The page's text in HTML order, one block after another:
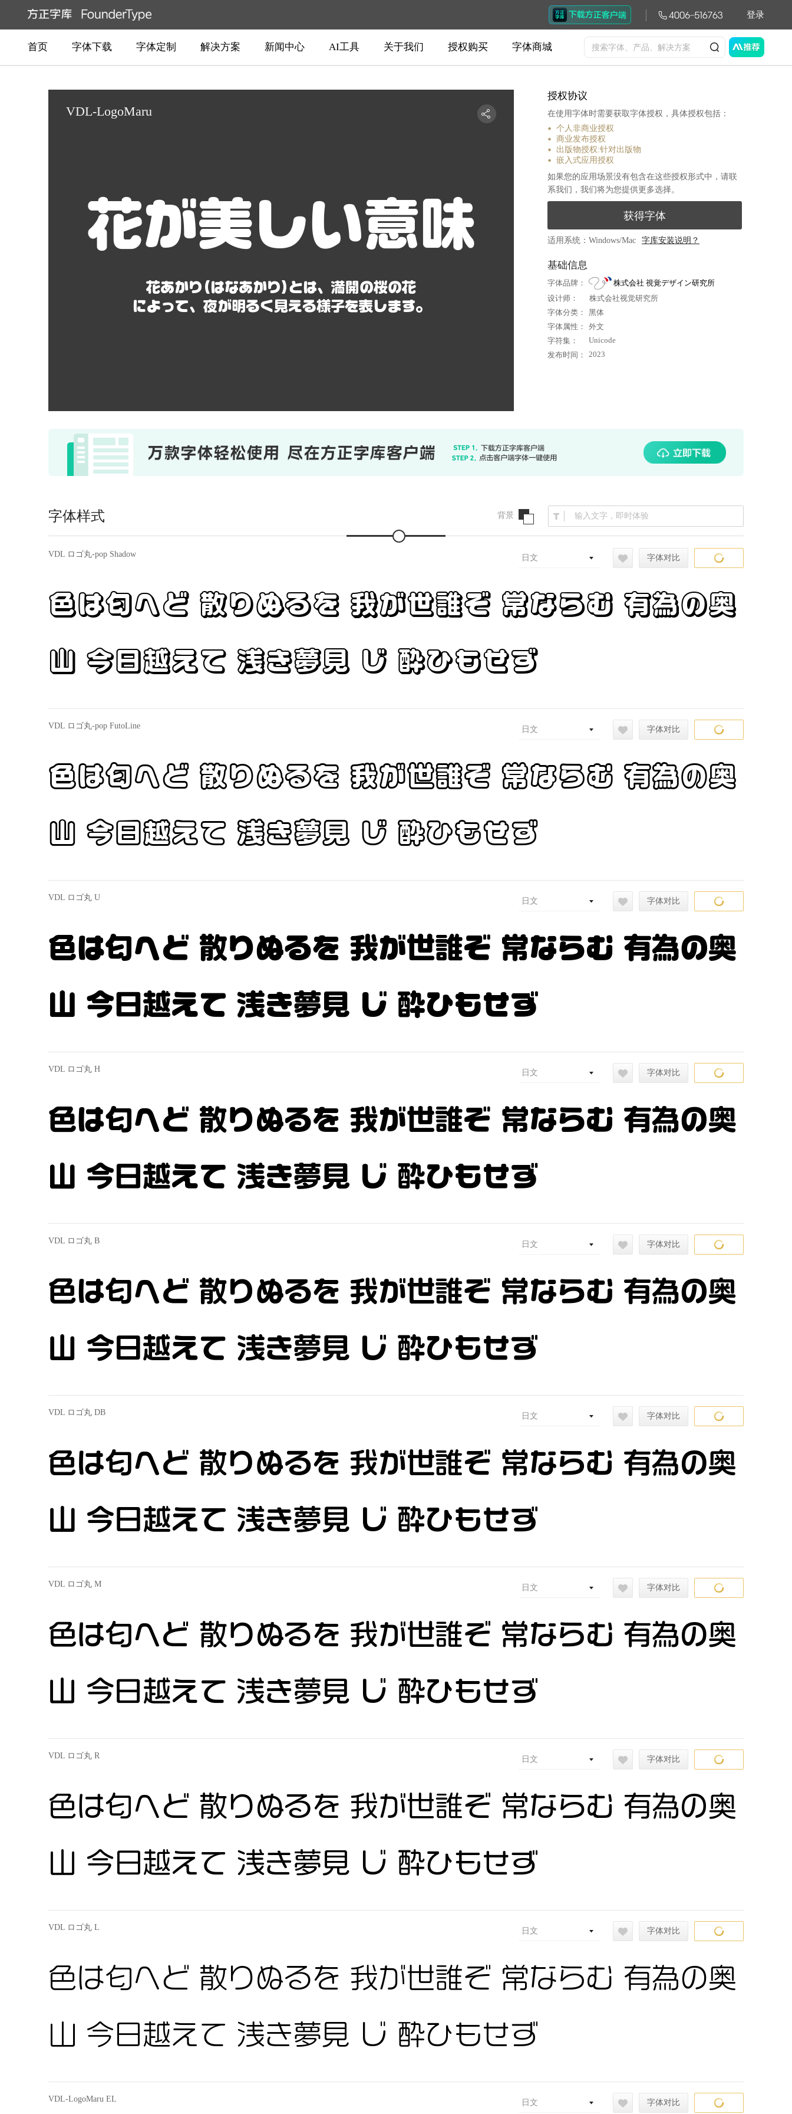
登录
首页 字体下载 字体定制 解决方案 新闻中心 AI工具 关于我们 授权购买 字体商城
VDL-LogoMaru
花が美しい意味
花あかり(はなあかり)とは、満開の桜の花
によって、夜が明るく見える様子を表します。
授权协议
在使用字体时需要获取字体授权，具体授权包括：
个人非商业授权
商业发布授权
出版物授权:针对出版物
嵌入式应用授权
如果您的应用场景没有包含在这些授权形式中，请联
系我们，我们将为您提供更多选择。
获得字体
适用系统：Windows/Mac 字库安装说明？
基础信息
字体品牌：
株式会社 視覚デザイン研究所
设计师：
株式会社视觉研究所
字体分类：
黑体
字体属性：
外文
字符集：
Unicode
发布时间：
2023
字体样式 输入文字，即时体验
背景
VDL ロゴ丸-pop Shadow 字体对比
日文
色は匂へど 散りぬるを 我が世誰ぞ 常ならむ 有為の奥
山 今日越えて 浅き夢見 じ 酔ひもせず
VDL ロゴ丸-pop FutoLine 字体对比
日文
色は匂へど 散りぬるを 我が世誰ぞ 常ならむ 有為の奥
山 今日越えて 浅き夢見 じ 酔ひもせず
VDL ロゴ丸 U 字体对比
日文
色は匂へど 散りぬるを 我が世誰ぞ 常ならむ 有為の奥
山 今日越えて 浅き夢見 じ 酔ひもせず
VDL ロゴ丸 H 字体对比
日文
色は匂へど 散りぬるを 我が世誰ぞ 常ならむ 有為の奥
山 今日越えて 浅き夢見 じ 酔ひもせず
VDL ロゴ丸 B 字体对比
日文
色は匂へど 散りぬるを 我が世誰ぞ 常ならむ 有為の奥
山 今日越えて 浅き夢見 じ 酔ひもせず
VDL ロゴ丸 DB 字体对比
日文
色は匂へど 散りぬるを 我が世誰ぞ 常ならむ 有為の奥
山 今日越えて 浅き夢見 じ 酔ひもせず
VDL ロゴ丸 M 字体对比
日文
色は匂へど 散りぬるを 我が世誰ぞ 常ならむ 有為の奥
山 今日越えて 浅き夢見 じ 酔ひもせず
VDL ロゴ丸 R 字体对比
日文
色は匂へど 散りぬるを 我が世誰ぞ 常ならむ 有為の奥
山 今日越えて 浅き夢見 じ 酔ひもせず
VDL ロゴ丸 L 字体对比
日文
色は匂へど 散りぬるを 我が世誰ぞ 常ならむ 有為の奥
山 今日越えて 浅き夢見 じ 酔ひもせず
VDL-LogoMaru EL 字体对比
日文